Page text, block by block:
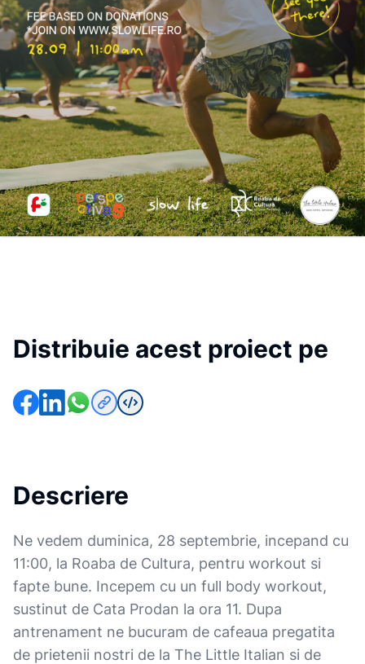
Distribuie acest proiect pe
Descriere
Ne vedem duminica, 28 septembrie, incepand cu
11:00, la Roaba de Cultura, pentru workout si
fapte bune. Incepem cu un full body workout,
sustinut de Cata Prodan la ora 11. Dupa
antrenament ne bucuram de cafeaua pregatita
de prietenii nostri de la The Little Italian si de